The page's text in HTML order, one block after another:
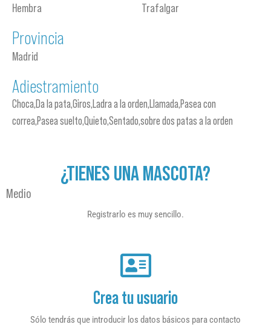
Hembra Trafalgar
Provincia
Madrid
Adiestramiento
Choca,Da la pata,Giros,Ladra a la orden,Llamada,Pasea con
correa,Pasea suelto,Quieto,Sentado,sobre dos patas a la orden
¿TIENES UNA MASCOTA?
Medio
Registrarlo es muy sencillo.
Crea tu usuario
Sólo tendrás que introducir los datos básicos para contacto